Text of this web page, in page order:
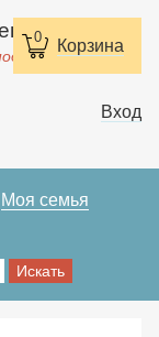
0 Корзина
спасется.
Вход
Моя семья